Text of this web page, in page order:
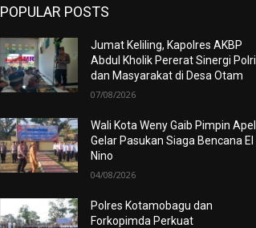
POPULAR POSTS
Jumat Keliling, Kapolres AKBP
Abdul Kholik Pererat Sinergi Polri
dan Masyarakat di Desa Otam
07/08/2026
Wali Kota Weny Gaib Pimpin Apel
Gelar Pasukan Siaga Bencana El
Nino
04/08/2026
Polres Kotamobagu dan
Forkopimda Perkuat